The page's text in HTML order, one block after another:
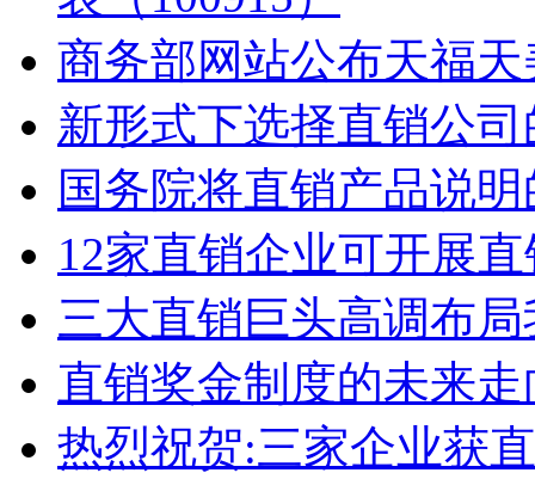
商务部网站公布天福
新形式下选择直销公
国务院将直销产品说
12家直销企业可开展
三大直销巨头高调布
直销奖金制度的未来走
热烈祝贺:三家企业获